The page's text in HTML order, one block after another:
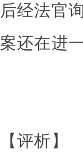
后经法官
案还在进
【评析】